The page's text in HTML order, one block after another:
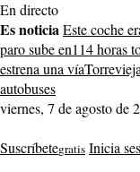
Saltar
al
contenido
En directo
Es noticiaEste coche
paro sube en114 horas
estrena una vía
autobuses
viernes, 7 de agosto de
Suscríbetegratis Inicia